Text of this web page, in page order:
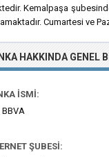
Kemalpaşa
Cumartesi ve
HAKKINDA GENEL
İSMI:
BBVA
ŞUBESI: